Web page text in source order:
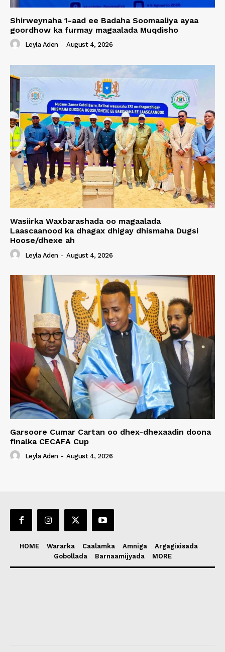
Shirweynaha 1-aad ee Badaha Soomaaliya ayaa
goordhow ka furmay magaalada Muqdisho
Leyla Aden - August 4, 2026
Wasiirka Waxbarashada oo magaalada
Laascaanood ka dhagax dhigay dhismaha Dugsi
Hoose/dhexe ah
Leyla Aden - August 4, 2026
Garsoore Cumar Cartan oo dhex-dhexaadin doona
finalka CECAFA Cup
Leyla Aden - August 4, 2026
HOME Wararka Caalamka Amniga
Argagixisada
Gobollada
Barnaamijyada MORE